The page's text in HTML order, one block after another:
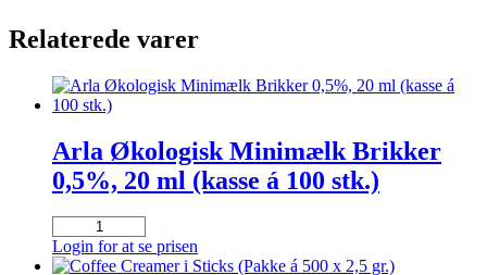
Relaterede varer
Arla Økologisk Minimælk Brikker
0,5%, 20 ml (kasse á 100 stk.)
Økologisk
Minimælk
Login for at se prisen